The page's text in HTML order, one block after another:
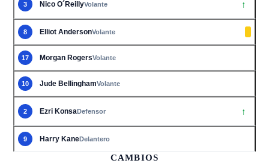
3 Nico O´ReillyVolante ↑
8 Elliot AndersonVolante
17 Morgan RogersVolante
10 Jude BellinghamVolante
2 Ezri KonsaDefensor ↑
9 Harry KaneDelantero
CAMBIOS